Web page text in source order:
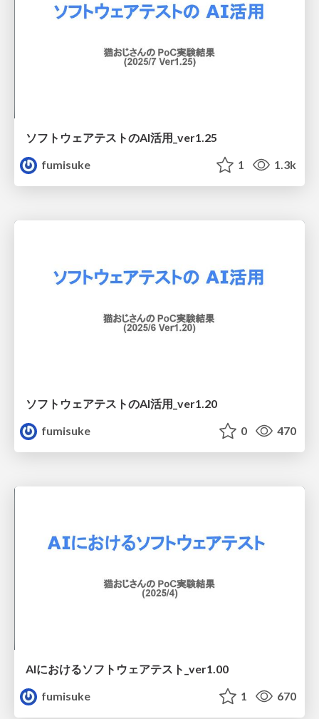
ソフトウェアテストのAI活用_ver1.25
fumisuke
1 1.3k
ソフトウェアテストのAI活用_ver1.20
fumisuke
0 470
AIにおけるソフトウェアテスト_ver1.00
fumisuke
1 670